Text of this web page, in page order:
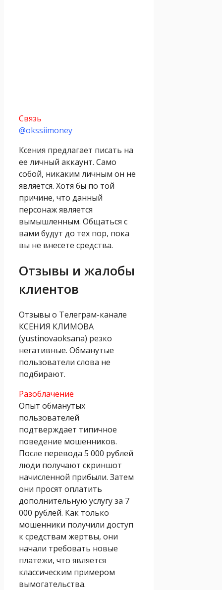
Связь
@okssiimoney
Ксения предлагает писать на
ее личный аккаунт. Само
собой, никаким личным он не
является. Хотя бы по той
причине, что данный
персонаж является
вымышленным. Общаться с
вами будут до тех пор, пока
вы не внесете средства.
Отзывы и жалобы
клиентов
Отзывы о Телеграм-канале
КСЕНИЯ КЛИМОВА
(yustinovaoksana) резко
негативные. Обманутые
пользователи слова не
подбирают.
Разоблачение
Опыт обманутых
пользователей
подтверждает типичное
поведение мошенников.
После перевода 5 000 рублей
люди получают скриншот
начисленной прибыли. Затем
они просят оплатить
дополнительную услугу за 7
000 рублей. Как только
мошенники получили доступ
к средствам жертвы, они
начали требовать новые
платежи, что является
классическим примером
вымогательства.